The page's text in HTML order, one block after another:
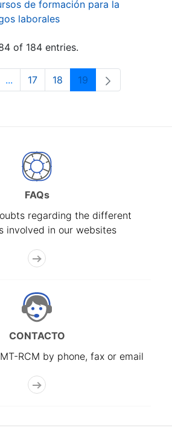
de formación para la
laborales
of 184 entries.
...Intermediate Pages Use TAB to
Page
17 Page
18 Page
19
FAQs
regarding the different
involved in our websites
CONTACTO
RCM by phone, fax or email